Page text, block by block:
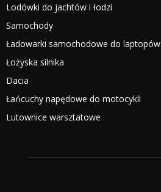
Lodówki do jachtów i łodzi
Samochody
Ładowarki samochodowe do laptopów
Łożyska silnika
Dacia
Łańcuchy napędowe do motocykli
Lutownice warsztatowe